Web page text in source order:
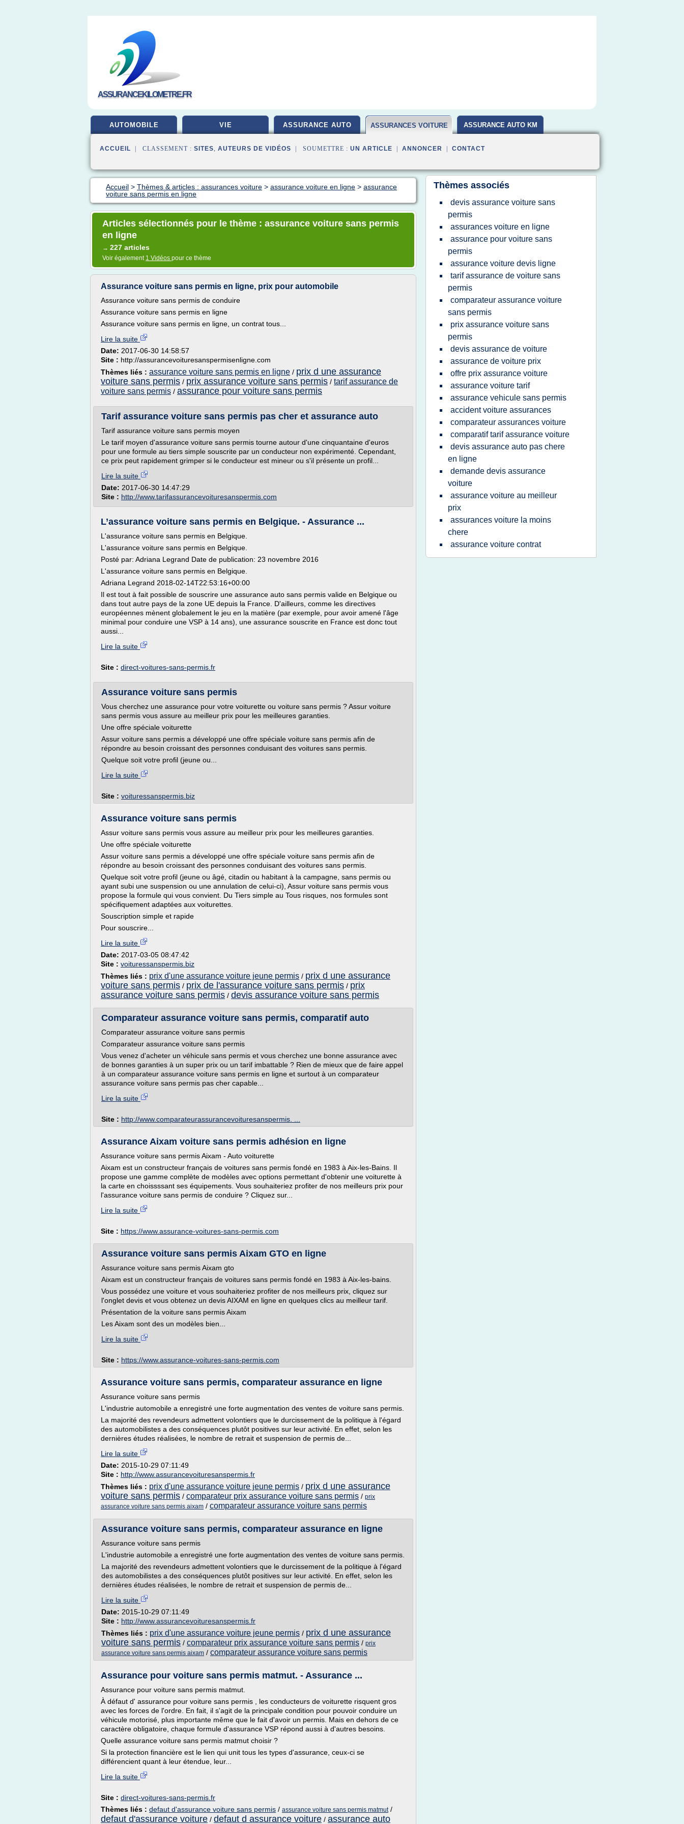
ASSURANCEKILOMETRE.FR
AUTOMOBILE VIE ASSURANCE AUTO ASSURANCES VOITURE ASSURANCE AUTO KM
ACCUEIL | CLASSEMENT : SITES, AUTEURS DE VIDÉOS | SOUMETTRE : UN ARTICLE ANNONCER CONTACT
Accueil > Thèmes & articles : assurances voiture > assurance voiture en ligne > assurance
voiture sans permis en ligne
Articles sélectionnés pour le thème : assurance voiture sans permis
en ligne
→ 227 articles
Voir également 1 Vidéos pour ce thème
Assurance voiture sans permis en ligne, prix pour automobile
Assurance voiture sans permis de conduire
Assurance voiture sans permis en ligne
Assurance voiture sans permis en ligne, un contrat tous...
Lire la suite
Date: 2017-06-30 14:58:57
Site : http://assurancevoituresanspermisenligne.com
Thèmes liés : assurance voiture sans permis en ligne / prix d une assurance
voiture sans permis / prix assurance voiture sans permis / tarif assurance de
voiture sans permis / assurance pour voiture sans permis
Tarif assurance voiture sans permis pas cher et assurance auto
Tarif assurance voiture sans permis moyen
Le tarif moyen d'assurance voiture sans permis tourne autour d'une cinquantaine d'euros
pour une formule au tiers simple souscrite par un conducteur non expérimenté. Cependant,
ce prix peut rapidement grimper si le conducteur est mineur ou s'il présente un profil...
Lire la suite
Date: 2017-06-30 14:47:29
Site : http://www.tarifassurancevoituresanspermis.com
L’assurance voiture sans permis en Belgique. - Assurance ...
L'assurance voiture sans permis en Belgique.
L'assurance voiture sans permis en Belgique.
Posté par: Adriana Legrand Date de publication: 23 novembre 2016
L'assurance voiture sans permis en Belgique.
Adriana Legrand 2018-02-14T22:53:16+00:00
Il est tout à fait possible de souscrire une assurance auto sans permis valide en Belgique ou
dans tout autre pays de la zone UE depuis la France. D'ailleurs, comme les directives
européennes mènent globalement le jeu en la matière (par exemple, pour avoir amené l'âge
minimal pour conduire une VSP à 14 ans), une assurance souscrite en France est donc tout
aussi...
Lire la suite
Site : direct-voitures-sans-permis.fr
Assurance voiture sans permis
Vous cherchez une assurance pour votre voiturette ou voiture sans permis ? Assur voiture
sans permis vous assure au meilleur prix pour les meilleures garanties.
Une offre spéciale voiturette
Assur voiture sans permis a développé une offre spéciale voiture sans permis afin de
répondre au besoin croissant des personnes conduisant des voitures sans permis.
Quelque soit votre profil (jeune ou...
Lire la suite
Site : voituressanspermis.biz
Assurance voiture sans permis
Assur voiture sans permis vous assure au meilleur prix pour les meilleures garanties.
Une offre spéciale voiturette
Assur voiture sans permis a développé une offre spéciale voiture sans permis afin de
répondre au besoin croissant des personnes conduisant des voitures sans permis.
Quelque soit votre profil (jeune ou âgé, citadin ou habitant à la campagne, sans permis ou
ayant subi une suspension ou une annulation de celui-ci), Assur voiture sans permis vous
propose la formule qui vous convient. Du Tiers simple au Tous risques, nos formules sont
spécifiquement adaptées aux voiturettes.
Souscription simple et rapide
Pour souscrire...
Lire la suite
Date: 2017-03-05 08:47:42
Site : voituressanspermis.biz
Thèmes liés : prix d'une assurance voiture jeune permis / prix d une assurance
voiture sans permis / prix de l'assurance voiture sans permis / prix
assurance voiture sans permis / devis assurance voiture sans permis
Comparateur assurance voiture sans permis, comparatif auto
Comparateur assurance voiture sans permis
Comparateur assurance voiture sans permis
Vous venez d'acheter un véhicule sans permis et vous cherchez une bonne assurance avec
de bonnes garanties à un super prix ou un tarif imbattable ? Rien de mieux que de faire appel
à un comparateur assurance voiture sans permis en ligne et surtout à un comparateur
assurance voiture sans permis pas cher capable...
Lire la suite
Site : http://www.comparateurassurancevoituresanspermis. ...
Assurance Aixam voiture sans permis adhésion en ligne
Assurance voiture sans permis Aixam - Auto voiturette
Aixam est un constructeur français de voitures sans permis fondé en 1983 à Aix-les-Bains. Il
propose une gamme complète de modèles avec options permettant d'obtenir une voiturette à
la carte en choissssant ses équipements. Vous souhaiteriez profiter de nos meilleurs prix pour
l'assurance voiture sans permis de conduire ? Cliquez sur...
Lire la suite
Site : https://www.assurance-voitures-sans-permis.com
Assurance voiture sans permis Aixam GTO en ligne
Assurance voiture sans permis Aixam gto
Aixam est un constructeur français de voitures sans permis fondé en 1983 à Aix-les-bains.
Vous possédez une voiture et vous souhaiteriez profiter de nos meilleurs prix, cliquez sur
l'onglet devis et vous obtenez un devis AIXAM en ligne en quelques clics au meilleur tarif.
Présentation de la voiture sans permis Aixam
Les Aixam sont des un modèles bien...
Lire la suite
Site : https://www.assurance-voitures-sans-permis.com
Assurance voiture sans permis, comparateur assurance en ligne
Assurance voiture sans permis
L'industrie automobile a enregistré une forte augmentation des ventes de voiture sans permis.
La majorité des revendeurs admettent volontiers que le durcissement de la politique à l'égard
des automobilistes a des conséquences plutôt positives sur leur activité. En effet, selon les
dernières études réalisées, le nombre de retrait et suspension de permis de...
Lire la suite
Date: 2015-10-29 07:11:49
Site : http://www.assurancevoituresanspermis.fr
Thèmes liés : prix d'une assurance voiture jeune permis / prix d une assurance
voiture sans permis / comparateur prix assurance voiture sans permis / prix
assurance voiture sans permis aixam / comparateur assurance voiture sans permis
Assurance voiture sans permis, comparateur assurance en ligne
Assurance voiture sans permis
L'industrie automobile a enregistré une forte augmentation des ventes de voiture sans permis.
La majorité des revendeurs admettent volontiers que le durcissement de la politique à l'égard
des automobilistes a des conséquences plutôt positives sur leur activité. En effet, selon les
dernières études réalisées, le nombre de retrait et suspension de permis de...
Lire la suite
Date: 2015-10-29 07:11:49
Site : http://www.assurancevoituresanspermis.fr
Thèmes liés : prix d'une assurance voiture jeune permis / prix d une assurance
voiture sans permis / comparateur prix assurance voiture sans permis / prix
assurance voiture sans permis aixam / comparateur assurance voiture sans permis
Assurance pour voiture sans permis matmut. - Assurance ...
Assurance pour voiture sans permis matmut.
À défaut d' assurance pour voiture sans permis , les conducteurs de voiturette risquent gros
avec les forces de l'ordre. En fait, il s'agit de la principale condition pour pouvoir conduire un
véhicule motorisé, plus importante même que le fait d'avoir un permis. Mais en dehors de ce
caractère obligatoire, chaque formule d'assurance VSP répond aussi à d'autres besoins.
Quelle assurance voiture sans permis matmut choisir ?
Si la protection financière est le lien qui unit tous les types d'assurance, ceux-ci se
différencient quant à leur étendue, leur...
Lire la suite
Site : direct-voitures-sans-permis.fr
Thèmes liés : defaut d'assurance voiture sans permis / assurance voiture sans permis matmut/
defaut d'assurance voiture / defaut d assurance voiture / assurance auto
Thèmes associés
devis assurance voiture sans
permis
assurances voiture en ligne
assurance pour voiture sans
permis
assurance voiture devis ligne
tarif assurance de voiture sans
permis
comparateur assurance voiture
sans permis
prix assurance voiture sans
permis
devis assurance de voiture
assurance de voiture prix
offre prix assurance voiture
assurance voiture tarif
assurance vehicule sans permis
accident voiture assurances
comparateur assurances voiture
comparatif tarif assurance voiture
devis assurance auto pas chere
en ligne
demande devis assurance
voiture
assurance voiture au meilleur
prix
assurances voiture la moins
chere
assurance voiture contrat